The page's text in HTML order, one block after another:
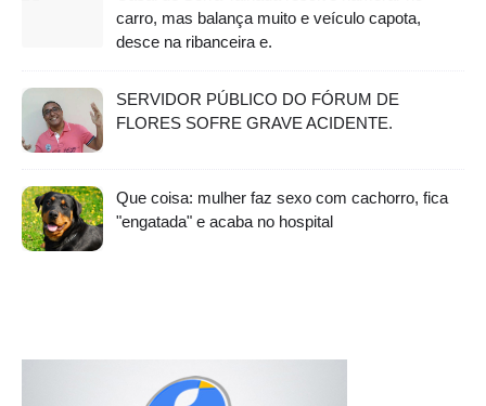
carro, mas balança muito e veículo capota,
desce na ribanceira e.
SERVIDOR PÚBLICO DO FÓRUM DE
FLORES SOFRE GRAVE ACIDENTE.
Que coisa: mulher faz sexo com cachorro, fica
"engatada" e acaba no hospital